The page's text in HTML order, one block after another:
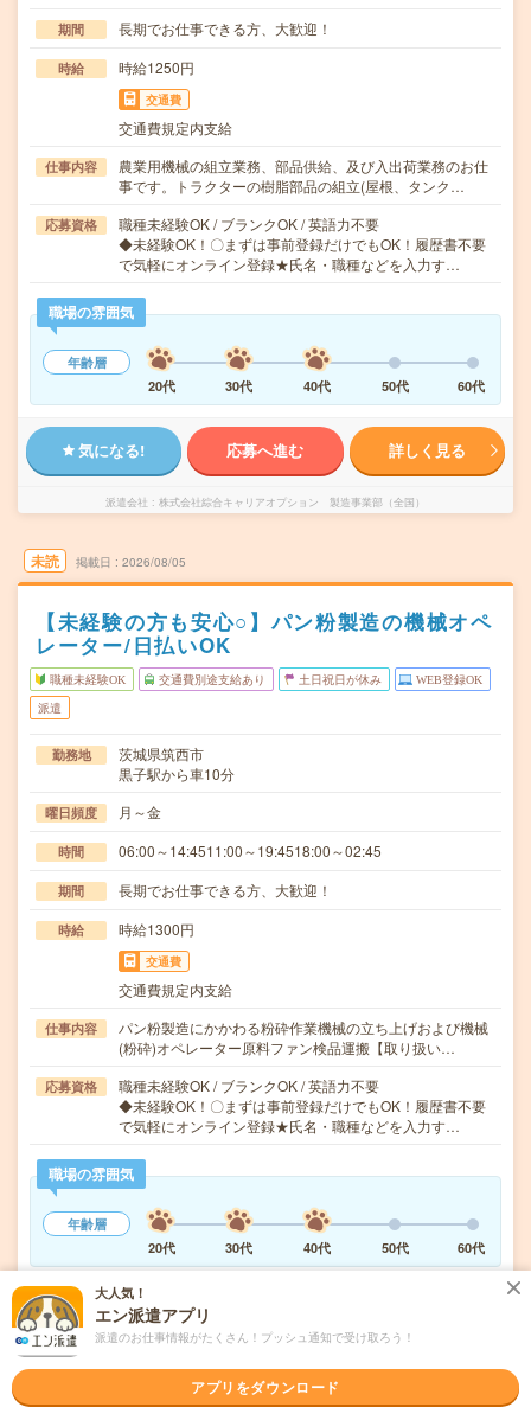
期間 長期でお仕事できる方、大歓迎！
時給 時給1250円
交通費
交通費規定内支給
仕事内容
農業用機械の組立業務、部品供給、及び入出荷業務のお仕
事です。トラクターの樹脂部品の組立(屋根、タンク…
応募資格
職種未経験OK / ブランクOK / 英語力不要
◆未経験OK！〇まずは事前登録だけでもOK！履歴書不要
で気軽にオンライン登録★氏名・職種などを入力す…
職場の雰囲気
年齢層
20代
30代 40代 50代 60代
気になる! 応募へ進む 詳しく見る
派遣会社 株式会社綜合キャリアオプション 製造事業部（全国）
未読 掲載日 2026/08/05
【未経験の方も安心○】パン粉製造の機械オペ
レーター/日払いOK
職種未経験OK 交通費別途支給あり 土日祝日が休み WEB登録OK
派遣
勤務地
茨城県筑西市
黒子駅から車10分
曜日頻度 月～金
時間 06:00～14:4511:00～19:4518:00～02:45
期間 長期でお仕事できる方、大歓迎！
時給 時給1300円
交通費
交通費規定内支給
仕事内容
パン粉製造にかかわる粉砕作業機械の立ち上げおよび機械
(粉砕)オペレーター原料ファン検品運搬【取り扱い…
応募資格
職種未経験OK / ブランクOK / 英語力不要
◆未経験OK！〇まずは事前登録だけでもOK！履歴書不要
で気軽にオンライン登録★氏名・職種などを入力す…
職場の雰囲気
年齢層
20代
30代 40代 50代 60代
気になる!
大人気！
エン派遣アプリ
派遣のお仕事情報がたくさん！プッシュ通知で受け取ろう！
アプリをダウンロード